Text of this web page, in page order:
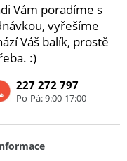
Vám poradíme s
vyřešíme
Váš balík, prostě
:)
227 272 797
Po-Pá: 9:00-17:00